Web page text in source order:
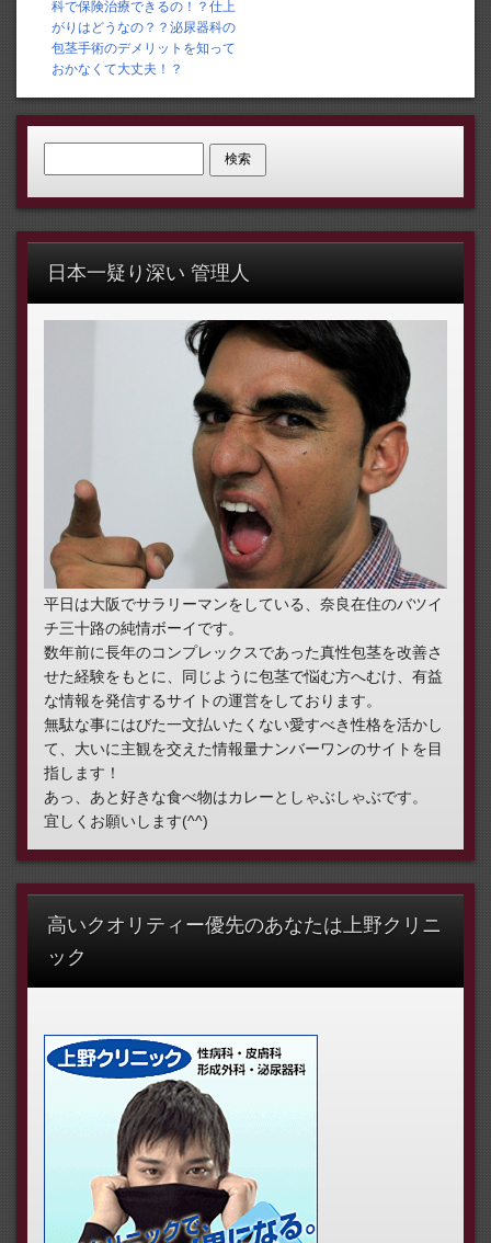
科で保険治療できるの！？仕上
がりはどうなの？？泌尿器科の
包茎手術のデメリットを知って
おかなくて大丈夫！？
日本一疑り深い 管理人
平日は大阪でサラリーマンをしている、奈良在住のバツイ
チ三十路の純情ボーイです。
数年前に長年のコンプレックスであった真性包茎を改善さ
せた経験をもとに、同じように包茎で悩む方へむけ、有益
な情報を発信するサイトの運営をしております。
無駄な事にはびた一文払いたくない愛すべき性格を活かし
て、大いに主観を交えた情報量ナンバーワンのサイトを目
指します！
あっ、あと好きな食べ物はカレーとしゃぶしゃぶです。
宜しくお願いします(^^)
高いクオリティー優先のあなたは上野クリニ
ック